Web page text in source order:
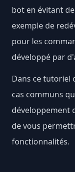
bot en évitant
exemple de
pour les
développé par
Dans ce tutoriel
cas communs
développement
de vous
fonctionnalités.